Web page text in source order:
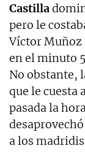
Castilla
pero le
Víctor Muñoz
en el minuto
No obstante,
que le cuesta
pasada la
a los